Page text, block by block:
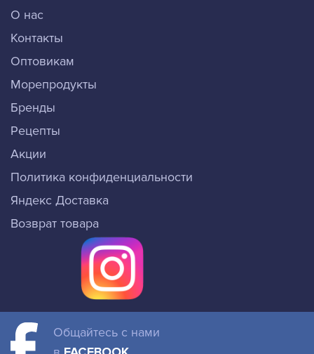
О нас
Контакты
Оптовикам
Морепродукты
Бренды
Рецепты
Акции
Политика конфиденциальности
Яндекс Доставка
Возврат товара
Общайтесь с нами